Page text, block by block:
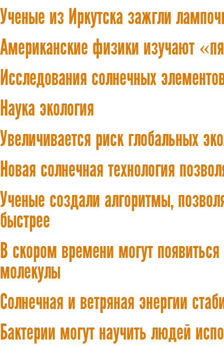
Ученые из Иркутска зажгли
Американские физики изучают
Исследования солнечных
Наука экология
Увеличивается риск глобальных
Новая солнечная технология
Ученые создали алгоритмы,
быстрее
В скором времени могут
молекулы
Солнечная и ветряная энергии
Бактерии могут научить людей